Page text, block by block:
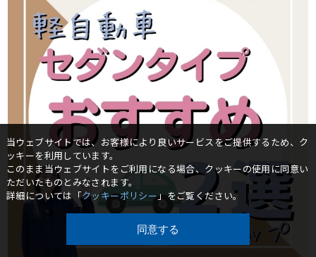
当ウェブサイトでは、お客様により良いサービスをご提供するため、ク
ッキーを利用しています。
このまま当ウェブサイトをご利用になる場合、クッキーの使用に同意い
ただいたものとみなされます。
詳細については「クッキーポリシー 」をご覧ください。
同意する